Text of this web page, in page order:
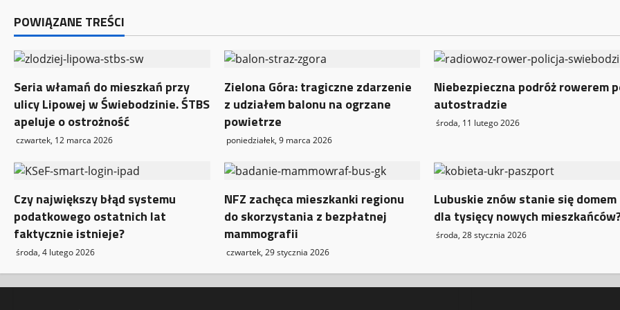
w
p
i
s
y
POWIĄZANE TREŚCI
Seria włamań do mieszkań przy
ulicy Lipowej w Świebodzinie. ŚTBS
apeluje o ostrożność
czwartek, 12 marca 2026
Zielona Góra: tragiczne zdarzenie
z udziałem balonu na ogrzane
powietrze
poniedziałek, 9 marca 2026
Niebezpieczna podróż rowerem
autostradzie
środa, 11 lutego 2026
Czy największy błąd systemu
podatkowego ostatnich lat
faktycznie istnieje?
środa, 4 lutego 2026
NFZ zachęca mieszkanki regionu
do skorzystania z bezpłatnej
mammografii
czwartek, 29 stycznia 2026
Lubuskie znów stanie się domem
dla tysięcy nowych
środa, 28 stycznia 2026